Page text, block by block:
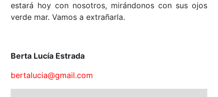
estará hoy con nosotros, mirándonos con sus ojos
verde mar. Vamos a extrañarla.
Berta Lucía Estrada
bertalucia@gmail.com